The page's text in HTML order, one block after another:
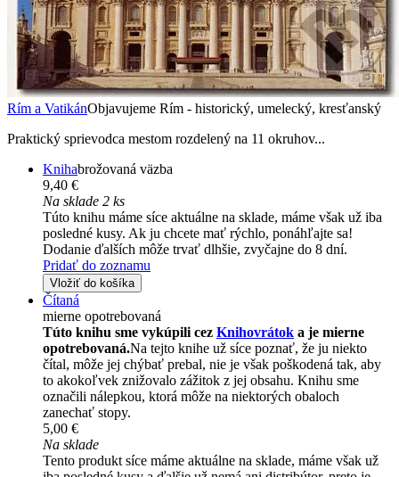
Rím a VatikánObjavujeme Rím - historický, umelecký, kresťanský
Praktický sprievodca mestom rozdelený na 11 okruhov...
Knihabrožovaná väzba
9,40 €
Na sklade 2 ks
Túto knihu máme síce aktuálne na sklade, máme však už iba
posledné kusy. Ak ju chcete mať rýchlo, ponáhľajte sa!
Dodanie ďalších môže trvať dlhšie, zvyčajne do 8 dní.
Pridať do zoznamu
Vložiť do košíka
Čítaná
mierne opotrebovaná
Túto knihu sme vykúpili cez Knihovrátok a je mierne
opotrebovaná.Na tejto knihe už síce poznať, že ju niekto
čítal, môže jej chýbať prebal, nie je však poškodená tak, aby
to akokoľvek znižovalo zážitok z jej obsahu. Knihu sme
označili nálepkou, ktorá môže na niektorých obaloch
zanechať stopy.
5,00 €
Na sklade
Tento produkt síce máme aktuálne na sklade, máme však už